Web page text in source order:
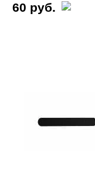
60 руб.